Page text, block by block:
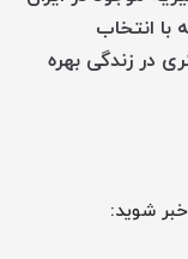
با انتخاب
در زندگی بهره
شوید: